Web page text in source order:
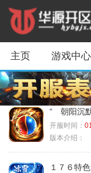
主页 游戏中心
“ 朝阳沉
开服时间：
版本介绍：
１７６特